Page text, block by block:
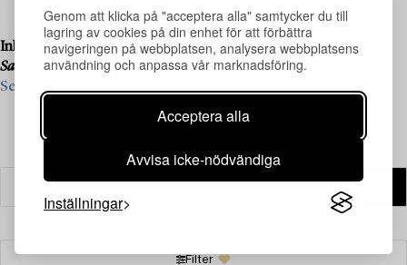
Genom att klicka på "acceptera alla" samtycker du till
lagring av cookies på din enhet för att förbättra
navigeringen på webbplatsen, analysera webbplatsens
användning och anpassa vår marknadsföring.
Acceptera alla
Avvisa icke-nödvändiga
Inställningar
Inlämning pågår till vår kommande liveauktionImportant Spring
Sale
, den 11–13 juni.
Se vad vi söker och kontakta oss för värdering ›
Filter